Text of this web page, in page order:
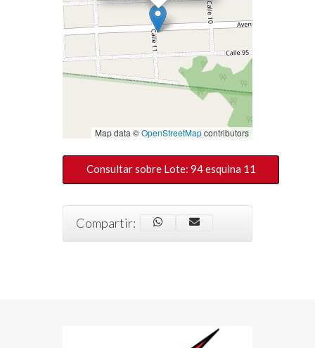
Map data ©OpenStreetMapcontributors
Consultar sobre Lote: 94 esquina 11
Compartir: